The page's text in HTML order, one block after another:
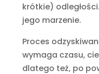
krótkie)
jego marzenie.
Proces
wymaga czasu,
dlatego też, po